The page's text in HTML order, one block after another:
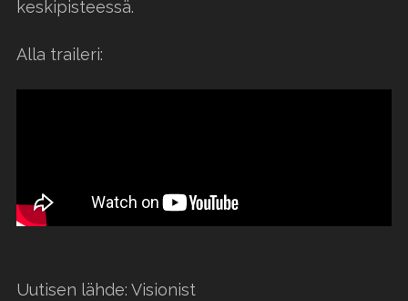
keskipisteessä.
Alla traileri:
Uutisen lähde: Visionist